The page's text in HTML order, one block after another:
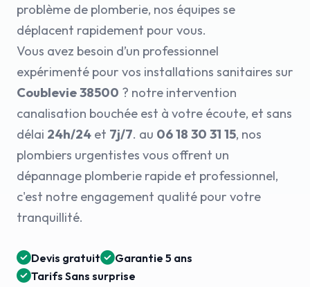
problème de plomberie, nos équipes se
déplacent rapidement pour vous.
Vous avez besoin d’un professionnel
expérimenté pour vos installations sanitaires sur
Coublevie 38500 ? notre intervention
canalisation bouchée est à votre écoute, et sans
délai 24h/24 et 7j/7. au 06 18 30 31 15, nos
plombiers urgentistes vous offrent un
dépannage plomberie rapide et professionnel,
c'est notre engagement qualité pour votre
tranquillité.
Devis gratuit
Garantie 5 ans
Tarifs Sans surprise